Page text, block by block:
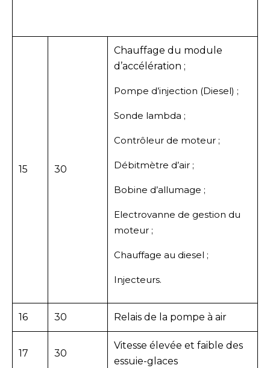
15 30
Chauffage du module
d’accélération ;
Pompe d’injection (Diesel) ;
Sonde lambda ;
Contrôleur de moteur ;
Débitmètre d’air ;
Bobine d’allumage ;
Electrovanne de gestion du
moteur ;
Chauffage au diesel ;
Injecteurs.
16 30 Relais de la pompe à air
17 30
Vitesse élevée et faible des
essuie-glaces